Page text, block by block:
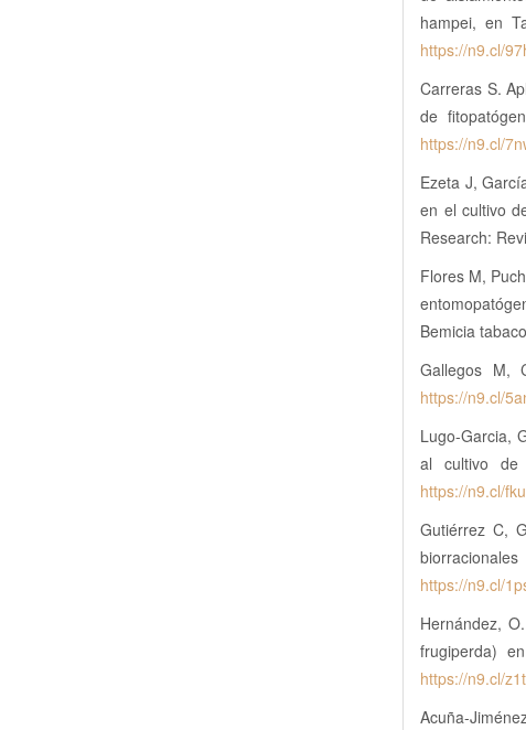
hampei, en
https://n9.cl/
Carreras S.
de
https://n9.cl/
Ezeta J,
en el cultivo
Research:
Flores M,
Bemicia
Gallegos M,
https://n9.cl/
Lugo-Garcia,
al cultivo de
https://n9.cl/
Gutiérrez C,
https://n9.cl/
Hernández,
frugiperda)
https://n9.cl/
Acuña-